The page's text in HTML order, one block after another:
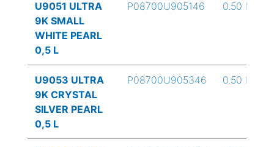
U9051 ULTRA
9K SMALL
WHITE PEARL
0,5 L
P08700U905146 0.50 L
U9053 ULTRA
9K CRYSTAL
SILVER PEARL
0,5 L
P08700U905346 0.50 L